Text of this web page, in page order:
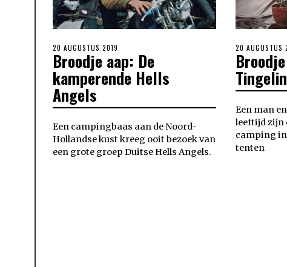
POSTED
ON
20 AUGUSTUS 2019
Broodje aap: De
kamperende Hells
Angels
Een campingbaas aan de Noord-
Hollandse kust kreeg ooit bezoek van
een grote groep Duitse Hells Angels.
POSTED
ON
20 AUGUSTUS
Een man
leeftijd zijn
camping
tenten